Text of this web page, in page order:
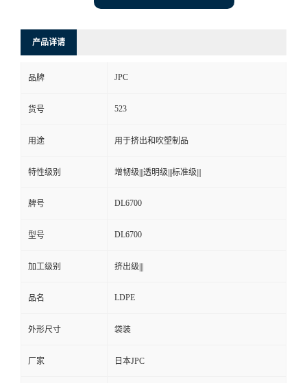
产品详请
品牌 JPC
货号 523
用途 用于挤出和吹塑制品
特性级别 增韧级|||透明级|||标准级|||
牌号 DL6700
型号 DL6700
加工级别 挤出级|||
品名 LDPE
外形尺寸 袋装
厂家 日本JPC